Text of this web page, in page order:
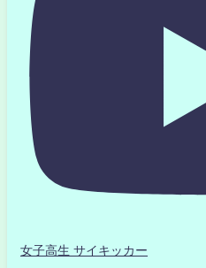
女子高生 サイキッカー